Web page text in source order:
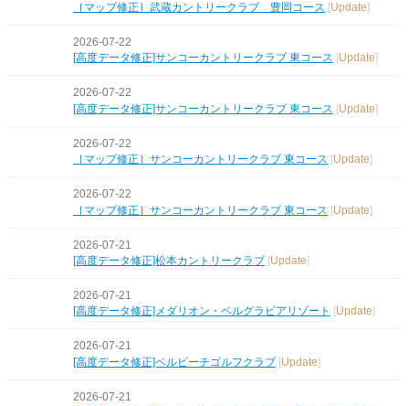
［マップ修正］武蔵カントリークラブ 豊岡コース [Update]
2026-07-22
[高度データ修正]サンコーカントリークラブ 東コース [Update]
2026-07-22
[高度データ修正]サンコーカントリークラブ 東コース [Update]
2026-07-22
［マップ修正］サンコーカントリークラブ 東コース [Update]
2026-07-22
［マップ修正］サンコーカントリークラブ 東コース [Update]
2026-07-21
[高度データ修正]松本カントリークラブ [Update]
2026-07-21
[高度データ修正]メダリオン・ベルグラビアリゾート
Update
2026-07-21
[高度データ修正]ベルビーチゴルフクラブ [Update]
2026-07-21